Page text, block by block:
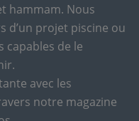
hammam. Nous
d’un projet piscine ou
capables de le
avec les
notre magazine